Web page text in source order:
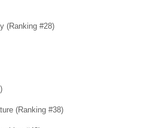
(Ranking #28)
(Ranking #38)